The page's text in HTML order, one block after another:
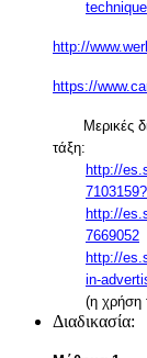
http://
https://
Μερικές
τάξη:
http://
http://
7669052
http://
in-
(η χρήση
Διαδικασία: